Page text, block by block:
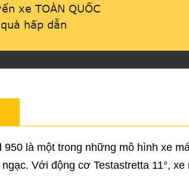
xe TOÀN QUỐC
hấp dẫn
950 là một trong những mô hình xe
Với động cơ Testastretta 11°,